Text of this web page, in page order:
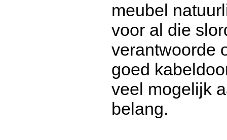
meubel
voor al die
verantwoorde
goed
veel mogelijk
belang.